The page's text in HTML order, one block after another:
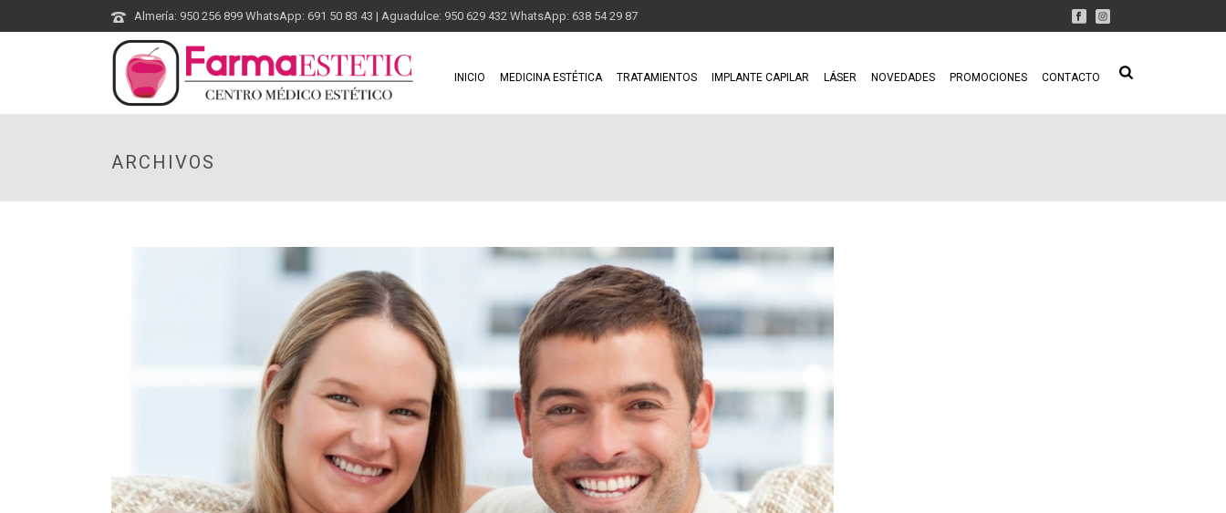
Almería: 950 256 899 WhatsApp: 691 50 83 43 | Aguadulce: 950 629 432 WhatsApp: 638 54 29 87
INICIO MEDICINA ESTÉTICA TRATAMIENTOS IMPLANTE CAPILAR LÁSER NOVEDADES PROMOCIONES CONTACTO
ARCHIVOS